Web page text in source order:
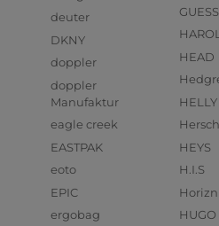
deuter
DKNY
doppler
doppler
Manufaktur
eagle creek
EASTPAK
eoto
EPIC
ergobag
GUESS
HEAD
HEYS
H.I.S
HUGO